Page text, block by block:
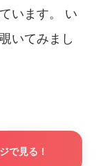
います。 い
いてみまし
で見る！